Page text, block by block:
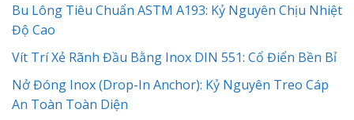
Bu Lông Tiêu Chuẩn ASTM A193: Kỷ Nguyên Chịu Nhiệt
Độ Cao
Vít Trí Xẻ Rãnh Đầu Bằng Inox DIN 551: Cổ Điển Bền Bỉ
Nở Đóng Inox (Drop-In Anchor): Kỷ Nguyên Treo Cáp
An Toàn Toàn Diện